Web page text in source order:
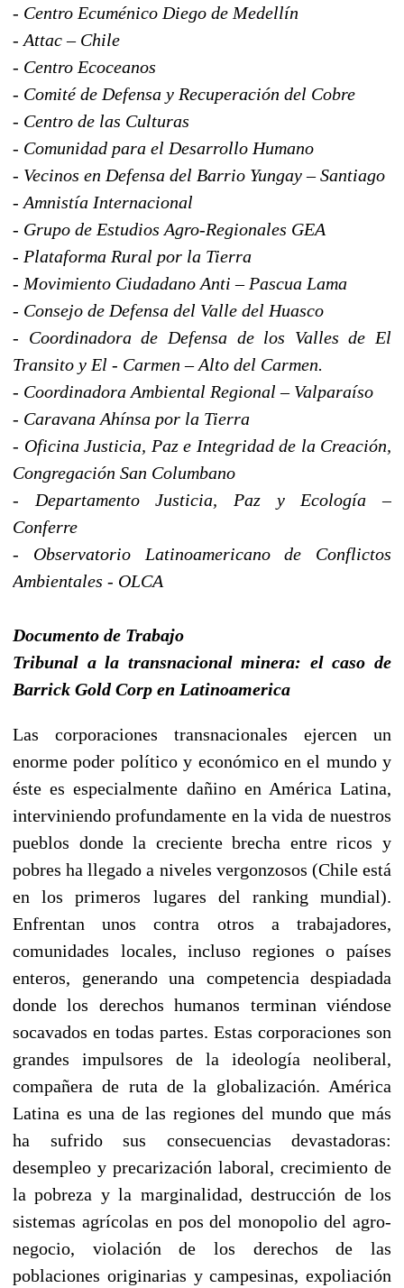
- Centro Ecuménico Diego de Medellín
- Attac – Chile
- Centro Ecoceanos
- Comité de Defensa y Recuperación del Cobre
- Centro de las Culturas
- Comunidad para el Desarrollo Humano
- Vecinos en Defensa del Barrio Yungay – Santiago
- Amnistía Internacional
- Grupo de Estudios Agro-Regionales GEA
- Plataforma Rural por la Tierra
- Movimiento Ciudadano Anti – Pascua Lama
- Consejo de Defensa del Valle del Huasco
- Coordinadora de Defensa de los Valles de El
Transito y El - Carmen – Alto del Carmen.
- Coordinadora Ambiental Regional – Valparaíso
- Caravana Ahínsa por la Tierra
- Oficina Justicia, Paz e Integridad de la Creación,
Congregación San Columbano
- Departamento Justicia, Paz y Ecología –
Conferre
- Observatorio Latinoamericano de Conflictos
Ambientales - OLCA
Documento de Trabajo
Tribunal a la transnacional minera: el caso de
Barrick Gold Corp en Latinoamerica
Las corporaciones transnacionales ejercen un
enorme poder político y económico en el mundo y
éste es especialmente dañino en América Latina,
interviniendo profundamente en la vida de nuestros
pueblos donde la creciente brecha entre ricos y
pobres ha llegado a niveles vergonzosos (Chile está
en los primeros lugares del ranking mundial).
Enfrentan unos contra otros a trabajadores,
comunidades locales, incluso regiones o países
enteros, generando una competencia despiadada
donde los derechos humanos terminan viéndose
socavados en todas partes. Estas corporaciones son
grandes impulsores de la ideología neoliberal,
compañera de ruta de la globalización. América
Latina es una de las regiones del mundo que más
ha sufrido sus consecuencias devastadoras:
desempleo y precarización laboral, crecimiento de
la pobreza y la marginalidad, destrucción de los
sistemas agrícolas en pos del monopolio del agro-
negocio, violación de los derechos de las
poblaciones originarias y campesinas, expoliación